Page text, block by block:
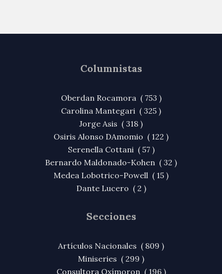
Columnistas
Oberdan Rocamora ( 753 )
Carolina Mantegari ( 325 )
Jorge Asis ( 318 )
Osiris Alonso DAmomio ( 122 )
Serenella Cottani ( 57 )
Bernardo Maldonado-Kohen ( 32 )
Medea Lobotrico-Powell ( 15 )
Dante Lucero ( 2 )
Secciones
Artículos Nacionales ( 809 )
Miniseries ( 299 )
Consultora Oxímoron ( 196 )